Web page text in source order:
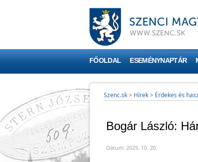
FŐOLDAL ESEMÉNYNAPTÁR
Szenc.sk> Hírek> Érdekes és
Bogár László:
Dátum: 2025. 10. 20.